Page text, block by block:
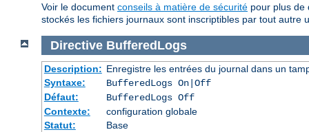
Voir le document conseils à matière de sécurité pour plus de
stockés les fichiers journaux sont inscriptibles par tout autre
Directive BufferedLogs
Description: Enregistre les entrées du journal dans un
Syntaxe:
BufferedLogs On|Off
Défaut:
BufferedLogs Off
Contexte:
configuration globale
Statut:
Base